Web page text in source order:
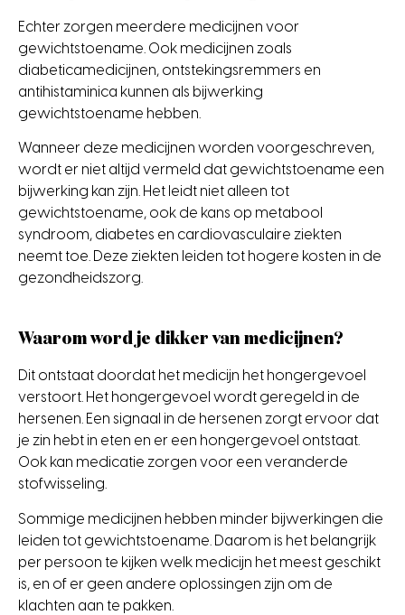
Echter zorgen meerdere medicijnen voor
gewichtstoename. Ook medicijnen zoals
diabeticamedicijnen, ontstekingsremmers en
antihistaminica kunnen als bijwerking
gewichtstoename hebben.
Wanneer deze medicijnen worden voorgeschreven,
wordt er niet altijd vermeld dat gewichtstoename een
bijwerking kan zijn. Het leidt niet alleen tot
gewichtstoename, ook de kans op metabool
syndroom, diabetes en cardiovasculaire ziekten
neemt toe. Deze ziekten leiden tot hogere kosten in de
gezondheidszorg.
Waarom word je dikker van medicijnen?
Dit ontstaat doordat het medicijn het hongergevoel
verstoort. Het hongergevoel wordt geregeld in de
hersenen. Een signaal in de hersenen zorgt ervoor dat
je zin hebt in eten en er een hongergevoel ontstaat.
Ook kan medicatie zorgen voor een veranderde
stofwisseling.
Sommige medicijnen hebben minder bijwerkingen die
leiden tot gewichtstoename. Daarom is het belangrijk
per persoon te kijken welk medicijn het meest geschikt
is, en of er geen andere oplossingen zijn om de
klachten aan te pakken.